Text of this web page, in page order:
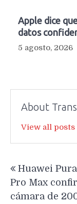
Apple dice
datos
5 agosto, 2026
About
View all
de
entradas
Huawei
Pro Max
cámara de